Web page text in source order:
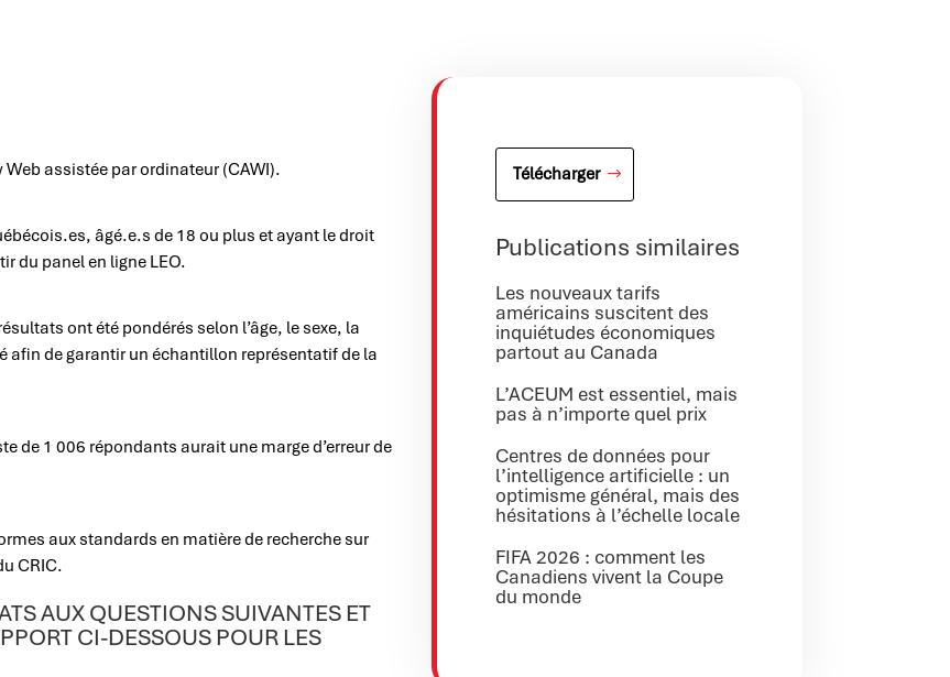
Web assistée par ordinateur (CAWI).
âgé.e.s de 18 ou plus et ayant le droit
du panel en ligne LEO.
ont été pondérés selon l’âge, le sexe, la
afin de garantir un échantillon représentatif de la
1 006 répondants aurait une marge d’erreur de
aux standards en matière de recherche sur
CRIC.
AUX QUESTIONS SUIVANTES ET
CI-DESSOUS POUR LES
Télécharger
Publications similaires
Les nouveaux tarifs
américains suscitent des
inquiétudes économiques
partout au Canada
L’ACEUM est essentiel, mais
pas à n’importe quel prix
Centres de données pour
l’intelligence artificielle : un
optimisme général, mais des
hésitations à l’échelle locale
FIFA 2026 : comment les
Canadiens vivent la Coupe
du monde